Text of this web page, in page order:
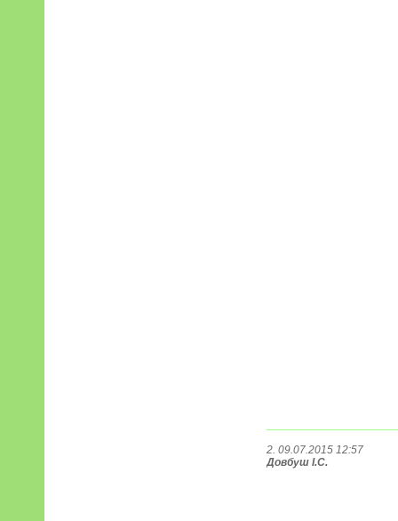
2. 09.07.2015 12:57
Довбуш І.С.